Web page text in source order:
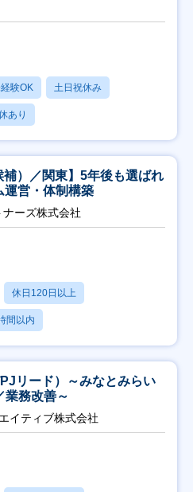
験OK 土日祝休み
あり
補）／関東】5年後も選ばれ
運営・体制構築
ーズ株式会社
休日120日以上
間以内
リード）～みなとみらい
業務改善～
イティブ株式会社